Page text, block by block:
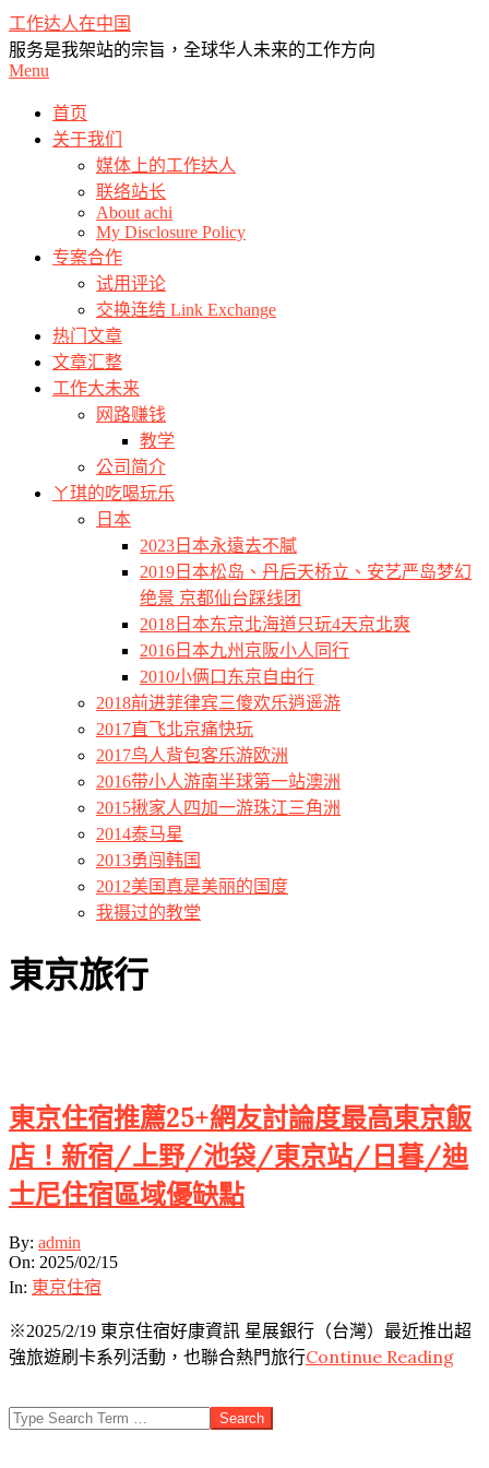
Skip
to
content
工作达人在中国
服务是我架站的宗旨，全球华人未来的工作方向
Primary
Menu
Menu
首页
关于我们
媒体上的工作达人
联络站长
About achi
My Disclosure Policy
专案合作
试用评论
交换连结 Link Exchange
热门文章
文章汇整
工作大未来
网路赚钱
教学
公司简介
ㄚ琪的吃喝玩乐
日本
2023日本永遠去不膩
2019日本松岛、丹后天桥立、安艺严岛梦幻
绝景 京都仙台踩线团
2018日本东京北海道只玩4天京北爽
2016日本九州京阪小人同行
2010小俩口东京自由行
2018前进菲律宾三傻欢乐逍遥游
2017直飞北京痛快玩
2017鸟人背包客乐游欧洲
2016带小人游南半球第一站澳洲
2015揪家人四加一游珠江三角洲
2014泰马星
2013勇闯韩国
2012美国真是美丽的国度
我摄过的教堂
東京旅行
東京住宿推薦25+網友討論度最高東京飯
店！新宿/上野/池袋/東京站/日暮/迪
士尼住宿區域優缺點
2025-
02-
15
By: admin
On: 2025/02/15
In: 東京住宿
※2025/2/19 東京住宿好康資訊 星展銀行（台灣）最近推出超
強旅遊刷卡系列活動，也聯合熱門旅行Continue Reading
Search